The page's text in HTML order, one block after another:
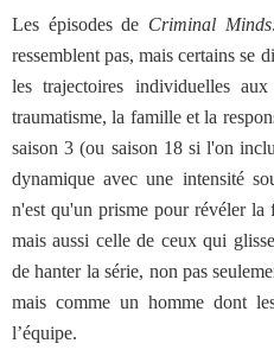
Les épisodes de Criminal
ressemblent pas, mais certains se
les trajectoires individuelles
traumatisme, la famille et la
saison 3 (ou saison 18 si l'on
dynamique avec une intensité
n'est qu'un prisme pour révéler
mais aussi celle de ceux qui
de hanter la série, non pas
mais comme un homme dont
l’équipe.